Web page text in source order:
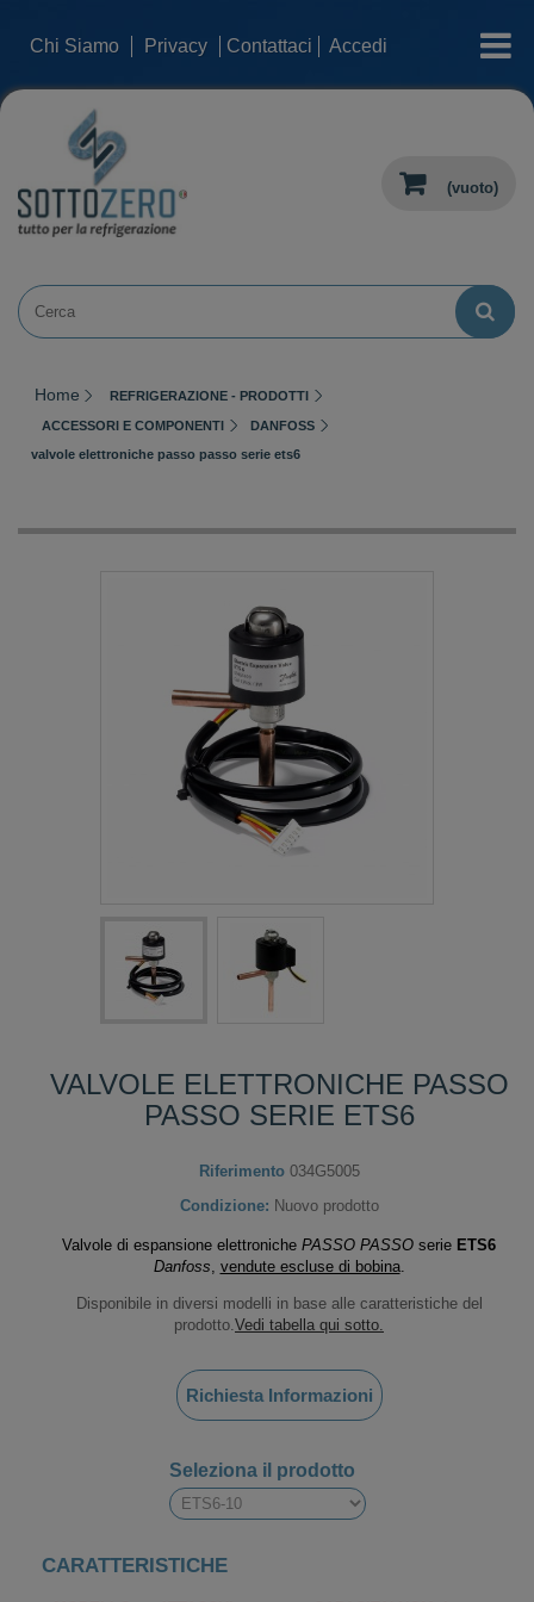
Chi Siamo Privacy Contattaci Accedi categorie
(vuoto)
Home REFRIGERAZIONE - PRODOTTI
ACCESSORI E COMPONENTI
DANFOSS
valvole elettroniche passo passo serie ets6
VALVOLE ELETTRONICHE PASSO
PASSO SERIE ETS6
Riferimento 034G5005
Condizione: Nuovo prodotto
Valvole di espansione elettroniche PASSO PASSO serie ETS6
Danfoss vendute escluse di bobina.
Disponibile in diversi modelli in base alle caratteristiche del
prodotto. Vedi tabella qui sotto.
Richiesta Informazioni
Seleziona il prodotto
CARATTERISTICHE